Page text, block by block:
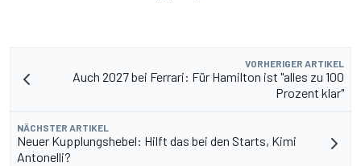
VORHERIGER ARTIKEL
Auch 2027 bei Ferrari: Für Hamilton ist "alles zu 100
Prozent klar"
NÄCHSTER ARTIKEL
Neuer Kupplungshebel: Hilft das bei den Starts, Kimi
Antonelli?